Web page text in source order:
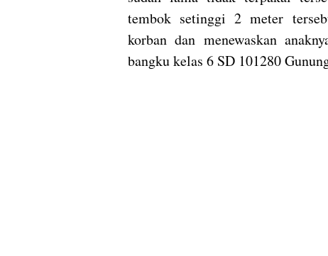
tembok setinggi 2 meter
korban dan menewaskan
bangku kelas 6 SD 101280